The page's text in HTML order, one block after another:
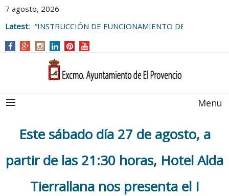
7 agosto, 2026
Latest: “INSTRUCCIÓN DE FUNCIONAMIENTO DE
AYUNTAMIENTO DE EL PROVENCIO
Menu
Este sábado día 27 de agosto, a
partir de las 21:30 horas, Hotel Alda
Tierrallana nos presenta el I